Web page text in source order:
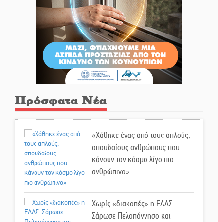
Πρόσφατα Νέα
«Χάθηκε ένας από τους απλούς,
σπουδαίους ανθρώπους που
κάνουν τον κόσμο λίγο πιο
ανθρώπινο»
Χωρίς «διακοπές» η ΕΛΑΣ:
Σάρωσε Πελοπόννησο και